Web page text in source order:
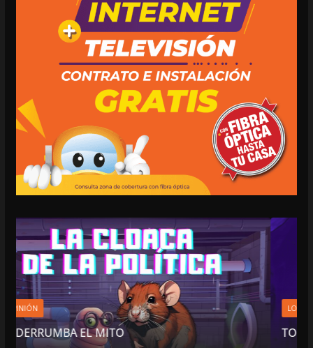
LOCALES OPINIÓN
TOP TEN DEL REPUDIO